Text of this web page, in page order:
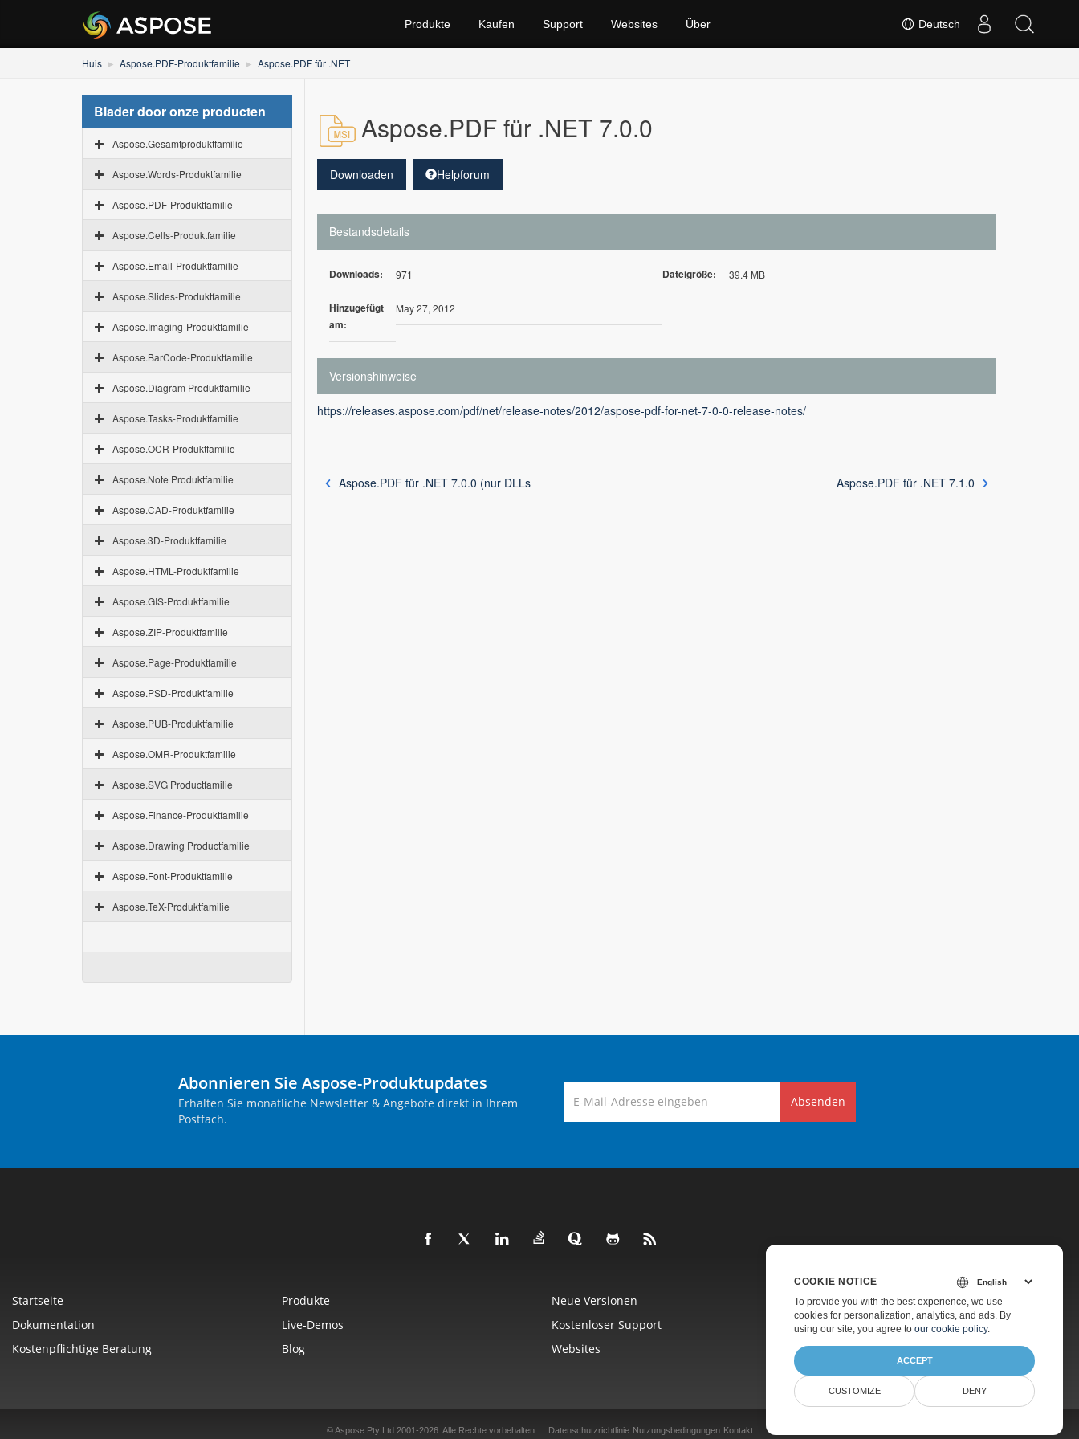
Deutsch
Produkte Kaufen Support Websites Über
Huis Aspose.PDF-Produktfamilie Aspose.PDF für .NET
Blader door onze producten
Aspose.Gesamtproduktfamilie
Aspose.Words-Produktfamilie
Aspose.PDF-Produktfamilie
Aspose.Cells-Produktfamilie
Aspose.Email-Produktfamilie
Aspose.Slides-Produktfamilie
Aspose.Imaging-Produktfamilie
Aspose.BarCode-Produktfamilie
Aspose.Diagram Produktfamilie
Aspose.Tasks-Produktfamilie
Aspose.OCR-Produktfamilie
Aspose.Note Produktfamilie
Aspose.CAD-Produktfamilie
Aspose.3D-Produktfamilie
Aspose.HTML-Produktfamilie
Aspose.GIS-Produktfamilie
Aspose.ZIP-Produktfamilie
Aspose.Page-Produktfamilie
Aspose.PSD-Produktfamilie
Aspose.PUB-Produktfamilie
Aspose.OMR-Produktfamilie
Aspose.SVG Productfamilie
Aspose.Finance-Produktfamilie
Aspose.Drawing Productfamilie
Aspose.Font-Produktfamilie
Aspose.TeX-Produktfamilie
Aspose.PDF für .NET 7.0.0
Downloaden Helpforum
Bestandsdetails
Downloads: 971 Dateigröße: 39.4 MB
Hinzugefügt
am:
May 27, 2012
Versionshinweise
https://releases.aspose.com/pdf/net/release-notes/2012/aspose-pdf-for-net-7-0-0-release-notes/
Aspose.PDF für .NET 7.0.0 (nur DLLs Aspose.PDF für .NET 7.1.0
Abonnieren Sie Aspose-Produktupdates
Erhalten Sie monatliche Newsletter & Angebote direkt in Ihrem
Postfach.
Absenden
Startseite Produkte Neue Versionen
Preise
Dokumentation
Live-Demos Kostenloser Support
Kostenpflichtiger Support
Kostenpflichtige Beratung
Blog Websites Über Uns
© Aspose Pty Ltd 2001-2026. Alle Rechte vorbehalten. Datenschutzrichtlinie Nutzungsbedingungen Kontakt
COOKIE NOTICE
To provide you with the best experience, we use
cookies for personalization, analytics, and ads. By
using our site, you agree to our cookie policy.
ACCEPT
CUSTOMIZE DENY